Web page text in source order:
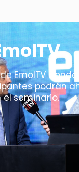
EmolTV
podrán
seminario.